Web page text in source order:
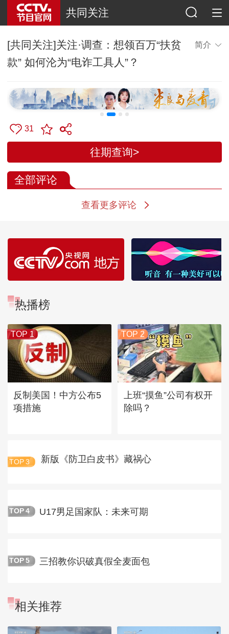
共同关注
[共同关注]关注·调查：想领百万“扶贫
款” 如何沦为“电诈工具人”？
简介
31
往期查询>
全部评论
查看更多评论
热播榜
TOP 1
反制美国！中方公布5
项措施
TOP 2
上班“摸鱼”公司有权开
除吗？
TOP 3 新版《防卫白皮书》藏祸心
TOP 4 U17男足国家队：未来可期
TOP 5 三招教你识破真假全麦面包
相关推荐